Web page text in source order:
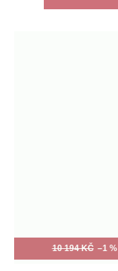
10 194 KČ –1 %